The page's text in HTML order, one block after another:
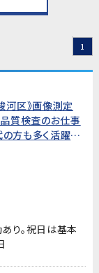
1
区》画像測定
質検査のお仕事
方も多く活躍
り。祝日は基本